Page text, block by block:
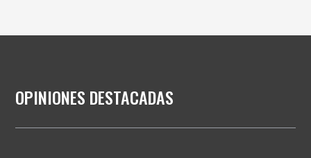
OPINIONES DESTACADAS